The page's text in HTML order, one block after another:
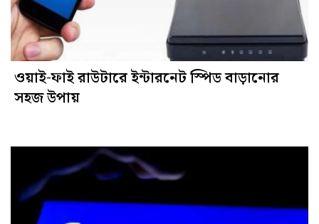
ওয়াই-ফাই রাউটারে ইন্টারনেট স্পিড বাড়ানোর
সহজ উপায়